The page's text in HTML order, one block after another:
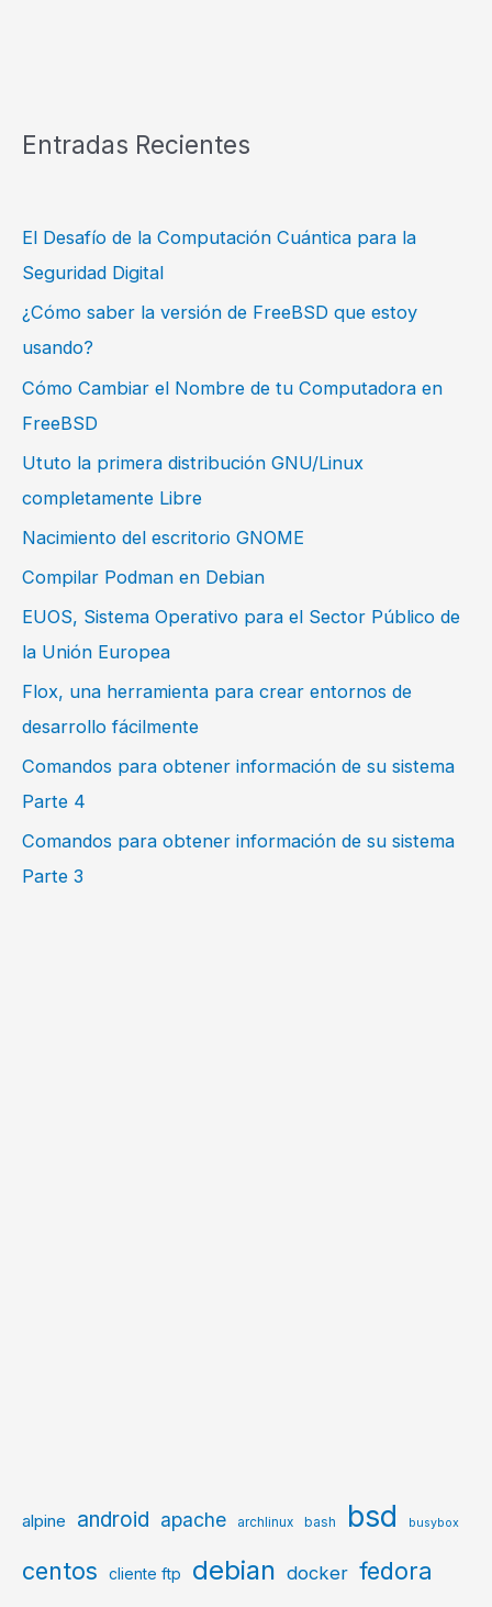
Entradas Recientes
El Desafío de la Computación Cuántica para la
Seguridad Digital
¿Cómo saber la versión de FreeBSD que estoy
usando?
Cómo Cambiar el Nombre de tu Computadora en
FreeBSD
Ututo la primera distribución GNU/Linux
completamente Libre
Nacimiento del escritorio GNOME
Compilar Podman en Debian
EUOS, Sistema Operativo para el Sector Público de
la Unión Europea
Flox, una herramienta para crear entornos de
desarrollo fácilmente
Comandos para obtener información de su sistema
Parte 4
Comandos para obtener información de su sistema
Parte 3
alpine android apache archlinux bash bsd busybox
centos cliente ftp debian docker fedora